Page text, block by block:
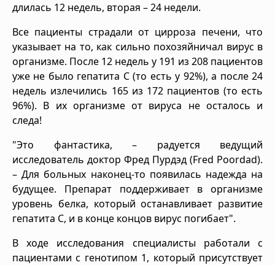
длилась 12 недель, вторая – 24 недели.
Все пациенты страдали от цирроза печени, что
указывает на то, как сильно похозяйничал вирус в
организме. После 12 недель у 191 из 208 пациентов
уже не было гепатита C (то есть у 92%), а после 24
недель излечились 165 из 172 пациентов (то есть
96%). В их организме от вируса не осталось и
следа!
"Это фантастика, – радуется ведущий
исследователь доктор Фред Пурдэд (Fred Poordad).
– Для больных наконец-то появилась надежда на
будущее. Препарат поддерживает в организме
уровень белка, который останавливает развитие
гепатита С, и в конце концов вирус погибает".
В ходе исследования специалисты работали с
пациентами с генотипом 1, который присутствует